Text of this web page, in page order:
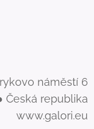
náměstí 6
Česká republika
www.galori.eu